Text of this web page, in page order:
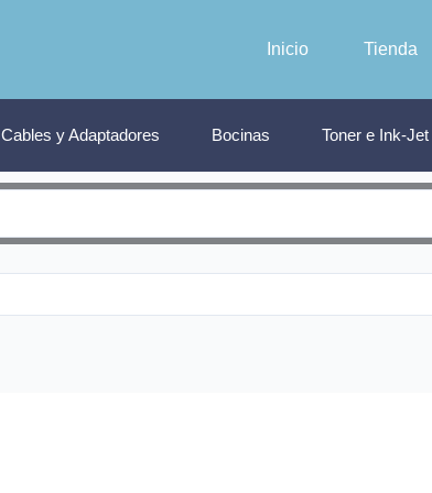
Inicio Tienda
Cables y Adaptadores Bocinas Toner e Ink-Jet